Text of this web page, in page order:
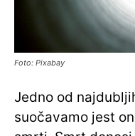
Foto: Pixabay
Jedno od
suočavamo jest